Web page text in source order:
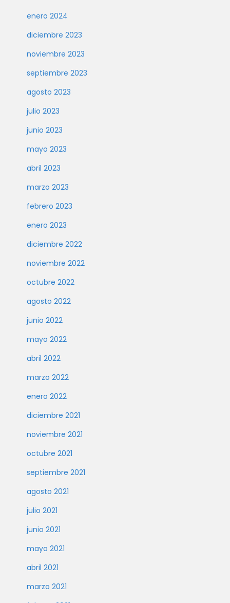
enero 2024
diciembre 2023
noviembre 2023
septiembre 2023
agosto 2023
julio 2023
junio 2023
mayo 2023
abril 2023
marzo 2023
febrero 2023
enero 2023
diciembre 2022
noviembre 2022
octubre 2022
agosto 2022
junio 2022
mayo 2022
abril 2022
marzo 2022
enero 2022
diciembre 2021
noviembre 2021
octubre 2021
septiembre 2021
agosto 2021
julio 2021
junio 2021
mayo 2021
abril 2021
marzo 2021